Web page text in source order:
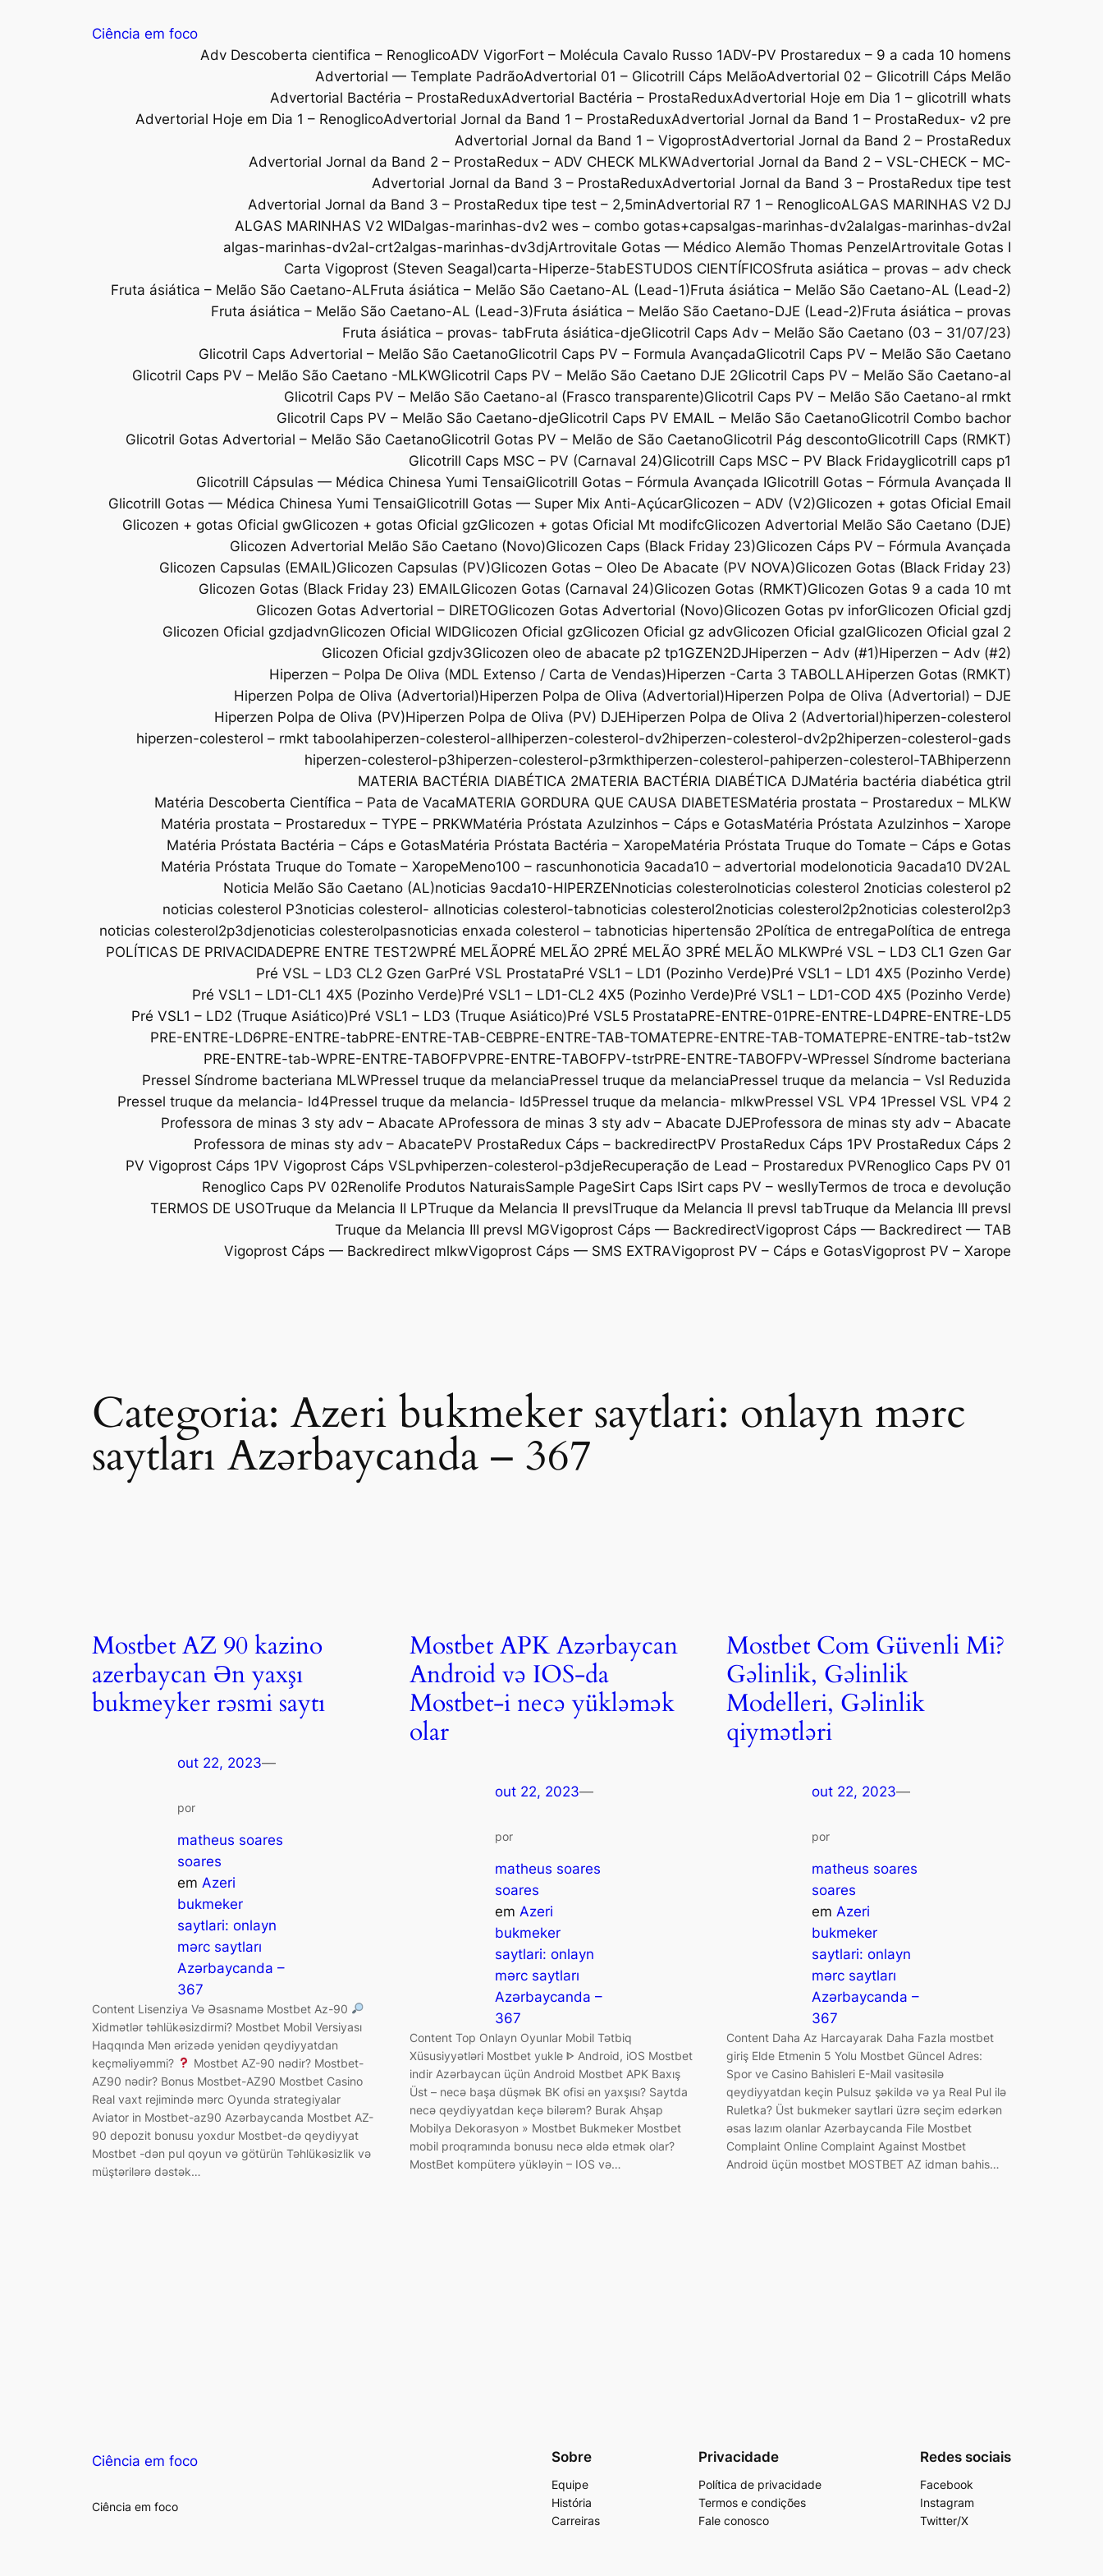
Ciência em foco
Adv Descoberta cientifica – RenoglicoADV VigorFort – Molécula Cavalo Russo 1ADV-PV Prostaredux – 9 a cada 10 homens
Advertorial — Template PadrãoAdvertorial 01 – Glicotrill Cáps MelãoAdvertorial 02 – Glicotrill Cáps Melão
Advertorial Bactéria – ProstaReduxAdvertorial Bactéria – ProstaReduxAdvertorial Hoje em Dia 1 – glicotrill whats
Advertorial Hoje em Dia 1 – RenoglicoAdvertorial Jornal da Band 1 – ProstaReduxAdvertorial Jornal da Band 1 – ProstaRedux- v2 pre
Advertorial Jornal da Band 1 – VigoprostAdvertorial Jornal da Band 2 – ProstaRedux
Advertorial Jornal da Band 2 – ProstaRedux – ADV CHECK MLKWAdvertorial Jornal da Band 2 – VSL-CHECK – MC-
Advertorial Jornal da Band 3 – ProstaReduxAdvertorial Jornal da Band 3 – ProstaRedux tipe test
Advertorial Jornal da Band 3 – ProstaRedux tipe test – 2,5minAdvertorial R7 1 – RenoglicoALGAS MARINHAS V2 DJ
ALGAS MARINHAS V2 WIDalgas-marinhas-dv2 wes – combo gotas+capsalgas-marinhas-dv2alalgas-marinhas-dv2al
algas-marinhas-dv2al-crt2algas-marinhas-dv3djArtrovitale Gotas — Médico Alemão Thomas PenzelArtrovitale Gotas I
Carta Vigoprost (Steven Seagal)carta-Hiperze-5tabESTUDOS CIENTÍFICOSfruta asiática – provas – adv check
Fruta ásiática – Melão São Caetano-ALFruta ásiática – Melão São Caetano-AL (Lead-1)Fruta ásiática – Melão São Caetano-AL (Lead-2)
Fruta ásiática – Melão São Caetano-AL (Lead-3)Fruta ásiática – Melão São Caetano-DJE (Lead-2)Fruta ásiática – provas
Fruta ásiática – provas- tabFruta ásiática-djeGlicotril Caps Adv – Melão São Caetano (03 – 31/07/23)
Glicotril Caps Advertorial – Melão São CaetanoGlicotril Caps PV – Formula AvançadaGlicotril Caps PV – Melão São Caetano
Glicotril Caps PV – Melão São Caetano -MLKWGlicotril Caps PV – Melão São Caetano DJE 2Glicotril Caps PV – Melão São Caetano-al
Glicotril Caps PV – Melão São Caetano-al (Frasco transparente)Glicotril Caps PV – Melão São Caetano-al rmkt
Glicotril Caps PV – Melão São Caetano-djeGlicotril Caps PV EMAIL – Melão São CaetanoGlicotril Combo bachor
Glicotril Gotas Advertorial – Melão São CaetanoGlicotril Gotas PV – Melão de São CaetanoGlicotril Pág descontoGlicotrill Caps (RMKT)
Glicotrill Caps MSC – PV (Carnaval 24)Glicotrill Caps MSC – PV Black Fridayglicotrill caps p1
Glicotrill Cápsulas — Médica Chinesa Yumi TensaiGlicotrill Gotas – Fórmula Avançada IGlicotrill Gotas – Fórmula Avançada II
Glicotrill Gotas — Médica Chinesa Yumi TensaiGlicotrill Gotas — Super Mix Anti-AçúcarGlicozen – ADV (V2)Glicozen + gotas Oficial Email
Glicozen + gotas Oficial gwGlicozen + gotas Oficial gzGlicozen + gotas Oficial Mt modifcGlicozen Advertorial Melão São Caetano (DJE)
Glicozen Advertorial Melão São Caetano (Novo)Glicozen Caps (Black Friday 23)Glicozen Cáps PV – Fórmula Avançada
Glicozen Capsulas (EMAIL)Glicozen Capsulas (PV)Glicozen Gotas – Oleo De Abacate (PV NOVA)Glicozen Gotas (Black Friday 23)
Glicozen Gotas (Black Friday 23) EMAILGlicozen Gotas (Carnaval 24)Glicozen Gotas (RMKT)Glicozen Gotas 9 a cada 10 mt
Glicozen Gotas Advertorial – DIRETOGlicozen Gotas Advertorial (Novo)Glicozen Gotas pv inforGlicozen Oficial gzdj
Glicozen Oficial gzdjadvnGlicozen Oficial WIDGlicozen Oficial gzGlicozen Oficial gz advGlicozen Oficial gzalGlicozen Oficial gzal 2
Glicozen Oficial gzdjv3Glicozen oleo de abacate p2 tp1GZEN2DJHiperzen – Adv (#1)Hiperzen – Adv (#2)
Hiperzen – Polpa De Oliva (MDL Extenso / Carta de Vendas)Hiperzen -Carta 3 TABOLLAHiperzen Gotas (RMKT)
Hiperzen Polpa de Oliva (Advertorial)Hiperzen Polpa de Oliva (Advertorial)Hiperzen Polpa de Oliva (Advertorial) – DJE
Hiperzen Polpa de Oliva (PV)Hiperzen Polpa de Oliva (PV) DJEHiperzen Polpa de Oliva 2 (Advertorial)hiperzen-colesterol
hiperzen-colesterol – rmkt taboolahiperzen-colesterol-allhiperzen-colesterol-dv2hiperzen-colesterol-dv2p2hiperzen-colesterol-gads
hiperzen-colesterol-p3hiperzen-colesterol-p3rmkthiperzen-colesterol-pahiperzen-colesterol-TABhiperzenn
MATERIA BACTÉRIA DIABÉTICA 2MATERIA BACTÉRIA DIABÉTICA DJMatéria bactéria diabética gtril
Matéria Descoberta Científica – Pata de VacaMATERIA GORDURA QUE CAUSA DIABETESMatéria prostata – Prostaredux – MLKW
Matéria prostata – Prostaredux – TYPE – PRKWMatéria Próstata Azulzinhos – Cáps e GotasMatéria Próstata Azulzinhos – Xarope
Matéria Próstata Bactéria – Cáps e GotasMatéria Próstata Bactéria – XaropeMatéria Próstata Truque do Tomate – Cáps e Gotas
Matéria Próstata Truque do Tomate – XaropeMeno100 – rascunhonoticia 9acada10 – advertorial modelonoticia 9acada10 DV2AL
Noticia Melão São Caetano (AL)noticias 9acda10-HIPERZENnoticias colesterolnoticias colesterol 2noticias colesterol p2
noticias colesterol P3noticias colesterol- allnoticias colesterol-tabnoticias colesterol2noticias colesterol2p2noticias colesterol2p3
noticias colesterol2p3djenoticias colesterolpasnoticias enxada colesterol – tabnoticias hipertensão 2Política de entregaPolítica de entrega
POLÍTICAS DE PRIVACIDADEPRE ENTRE TEST2WPRÉ MELÃOPRÉ MELÃO 2PRÉ MELÃO 3PRÉ MELÃO MLKWPré VSL – LD3 CL1 Gzen Gar
Pré VSL – LD3 CL2 Gzen GarPré VSL ProstataPré VSL1 – LD1 (Pozinho Verde)Pré VSL1 – LD1 4X5 (Pozinho Verde)
Pré VSL1 – LD1-CL1 4X5 (Pozinho Verde)Pré VSL1 – LD1-CL2 4X5 (Pozinho Verde)Pré VSL1 – LD1-COD 4X5 (Pozinho Verde)
Pré VSL1 – LD2 (Truque Asiático)Pré VSL1 – LD3 (Truque Asiático)Pré VSL5 ProstataPRE-ENTRE-01PRE-ENTRE-LD4PRE-ENTRE-LD5
PRE-ENTRE-LD6PRE-ENTRE-tabPRE-ENTRE-TAB-CEBPRE-ENTRE-TAB-TOMATEPRE-ENTRE-TAB-TOMATEPRE-ENTRE-tab-tst2w
PRE-ENTRE-tab-WPRE-ENTRE-TABOFPVPRE-ENTRE-TABOFPV-tstrPRE-ENTRE-TABOFPV-WPressel Síndrome bacteriana
Pressel Síndrome bacteriana MLWPressel truque da melanciaPressel truque da melanciaPressel truque da melancia – Vsl Reduzida
Pressel truque da melancia- ld4Pressel truque da melancia- ld5Pressel truque da melancia- mlkwPressel VSL VP4 1Pressel VSL VP4 2
Professora de minas 3 sty adv – Abacate AProfessora de minas 3 sty adv – Abacate DJEProfessora de minas sty adv – Abacate
Professora de minas sty adv – AbacatePV ProstaRedux Cáps – backredirectPV ProstaRedux Cáps 1PV ProstaRedux Cáps 2
PV Vigoprost Cáps 1PV Vigoprost Cáps VSLpvhiperzen-colesterol-p3djeRecuperação de Lead – Prostaredux PVRenoglico Caps PV 01
Renoglico Caps PV 02Renolife Produtos NaturaisSample PageSirt Caps ISirt caps PV – wesllyTermos de troca e devolução
TERMOS DE USOTruque da Melancia II LPTruque da Melancia II prevslTruque da Melancia II prevsl tabTruque da Melancia III prevsl
Truque da Melancia III prevsl MGVigoprost Cáps — BackredirectVigoprost Cáps — Backredirect — TAB
Vigoprost Cáps — Backredirect mlkwVigoprost Cáps — SMS EXTRAVigoprost PV – Cáps e GotasVigoprost PV – Xarope
Categoria: Azeri bukmeker saytlari: onlayn mərc
saytları Azərbaycanda – 367
Mostbet AZ 90 kazino
azerbaycan Ən yaxşı
bukmeyker rəsmi saytı
out 22, 2023—
por
matheus soares
soares
em Azeri
bukmeker
saytlari: onlayn
mərc saytları
Azərbaycanda –
367
Content Lisenziya Və Əsasnamə Mostbet Az-90
Xidmətlər təhlükəsizdirmi? Mostbet Mobil Versiyası
Haqqında Mən ərizədə yenidən qeydiyyatdan
keçməliyəmmi?
Mostbet AZ-90 nədir? Mostbet-
AZ90 nədir? Bonus Mostbet-AZ90 Mostbet Casino
Real vaxt rejimində mərc Oyunda strategiyalar
Aviator in Mostbet-az90 Azərbaycanda Mostbet AZ-
90 depozit bonusu yoxdur Mostbet-də qeydiyyat
Mostbet -dən pul qoyun və götürün Təhlükəsizlik və
müştərilərə dəstək…
Mostbet APK Azərbaycan
Android və IOS-da
Mostbet-i necə yükləmək
olar
out 22, 2023—
por
matheus soares
soares
em Azeri
bukmeker
saytlari: onlayn
mərc saytları
Azərbaycanda –
367
Content Top Onlayn Oyunlar Mobil Tətbiq
Xüsusiyyətləri Mostbet yukle ᐈ Android, iOS Mostbet
indir Azərbaycan üçün Android Mostbet APK Baxış
Üst – necə başa düşmək BK ofisi ən yaxşısı? Saytda
necə qeydiyyatdan keçə bilərəm? Burak Ahşap
Mobilya Dekorasyon » Mostbet Bukmeker Mostbet
mobil proqramında bonusu necə əldə etmək olar?
MostBet kompüterə yükləyin – IOS və…
Mostbet Com Güvenli Mi?
Gəlinlik, Gəlinlik
Modelleri, Gəlinlik
qiymətləri
out 22, 2023—
por
matheus soares
soares
em Azeri
bukmeker
saytlari: onlayn
mərc saytları
Azərbaycanda –
367
Content Daha Az Harcayarak Daha Fazla mostbet
giriş Elde Etmenin 5 Yolu Mostbet Güncel Adres:
Spor ve Casino Bahisleri E-Mail vasitəsilə
qeydiyyatdan keçin Pulsuz şəkildə və ya Real Pul ilə
Ruletka? Üst bukmeker saytlari üzrə seçim edərkən
əsas lazım olanlar Azərbaycanda File Mostbet
Complaint Online Complaint Against Mostbet
Android üçün mostbet MOSTBET AZ idman bahis…
Ciência em foco
Ciência em foco
Sobre
Equipe
História
Carreiras
Privacidade
Política de privacidade
Termos e condições
Fale conosco
Redes sociais
Facebook
Instagram
Twitter/X